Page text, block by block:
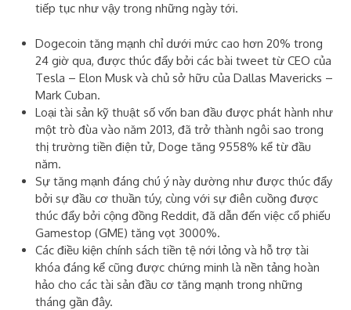
tiếp tục như vậy trong những ngày tới.
Dogecoin tăng mạnh chỉ dưới mức cao hơn 20% trong
24 giờ qua, được thúc đẩy bởi các bài tweet từ CEO của
Tesla – Elon Musk và chủ sở hữu của Dallas Mavericks –
Mark Cuban.
Loại tài sản kỹ thuật số vốn ban đầu được phát hành như
một trò đùa vào năm 2013, đã trở thành ngôi sao trong
thị trường tiền điện tử, Doge tăng 9558% kể từ đầu
năm.
Sự tăng mạnh đáng chú ý này dường như được thúc đẩy
bởi sự đầu cơ thuần túy, cùng với sự điên cuồng được
thúc đẩy bởi cộng đồng Reddit, đã dẫn đến việc cổ phiếu
Gamestop (GME) tăng vọt 3000%.
Các điều kiện chính sách tiền tệ nới lỏng và hỗ trợ tài
khóa đáng kể cũng được chứng minh là nền tảng hoàn
hảo cho các tài sản đầu cơ tăng mạnh trong những
tháng gần đây.